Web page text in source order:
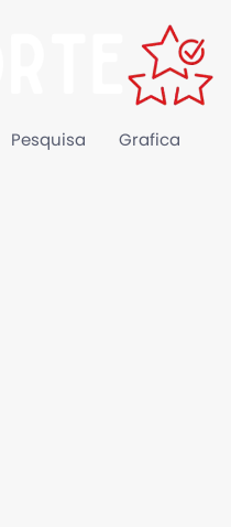
Pesquisa Grafica